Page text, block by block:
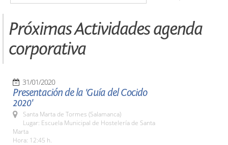
Próximas Actividades agenda
corporativa
31/01/2020
Presentación de la 'Guía del Cocido
2020'
Santa Marta de Tormes (Salamanca)
Lugar: Escuela Municipal de Hostelería de Santa
Marta
Hora: 12:45 h.